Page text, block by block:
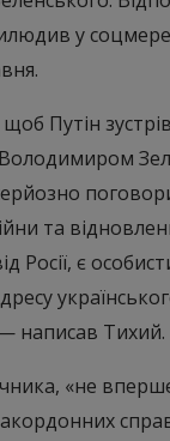
у
Путін
та
Росії, є
написав Тихий.
«не